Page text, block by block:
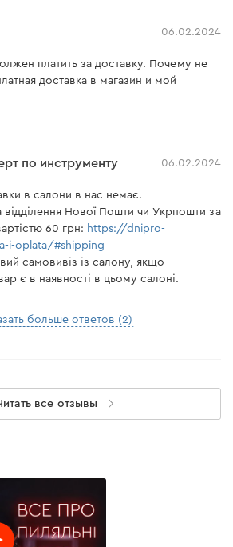
06.02.2024
платить за доставку. Почему не
доставка в магазин и мой
по инструменту 06.02.2024
в салони в нас немає.
відділення Нової Пошти чи Укрпошти за
60 грн: https://dnipro-
i-oplata/#shipping
самовивіз із салону, якщо
є в наявності в цьому салоні.
больше ответов (2)
все отзывы